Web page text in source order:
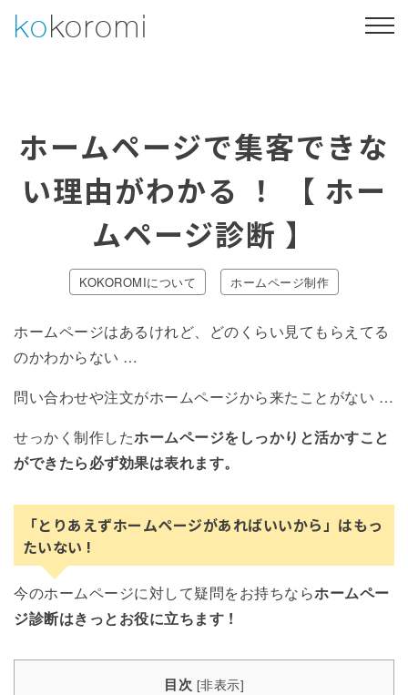
Skipkokoromi
制作事例 会社概要
053-469-4730
お問い合わせ・ご相談
ホームページで集客できな
い理由がわかる ！ 【 ホー
ムページ診断 】
KOKOROMIについて ホームページ制作
ホームページはあるけれど、どのくらい見てもらえてる
のかわからない …
問い合わせや注文がホームページから来たことがない …
せっかく制作したホームページをしっかりと活かすこと
ができたら必ず効果は表れます。
「とりあえずホームページがあればいいから」はもっ
たいない !
今のホームページに対して疑問をお持ちならホームペー
ジ診断はきっとお役に立ちます !
目次 [非表示]